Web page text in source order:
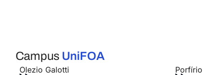
Campus UniFOA
Olezio Galotti
Porfírio